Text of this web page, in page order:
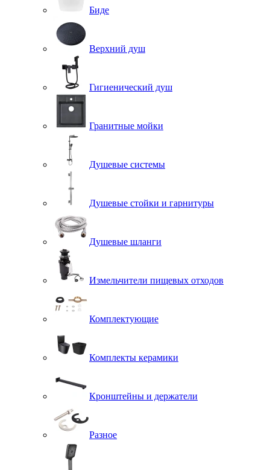
Биде
Верхний душ
Гигиенический душ
Гранитные мойки
Душевые системы
Душевые стойки и гарнитуры
Душевые шланги
Измельчители пищевых отходов
Комплектующие
Комплекты керамики
Кронштейны и держатели
Разное